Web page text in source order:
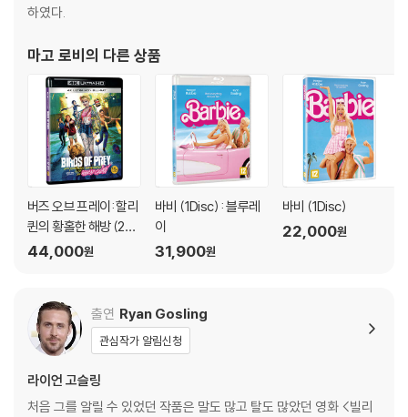
하였다.
마고 로비 의 다른 상품
버즈 오브 프레이: 할리
퀸의 황홀한 해방 (2Di
sc, 4K UHD + BD 일
44,000원
바비 (1Disc) : 블루레
이
31,900원
바비 (1Disc)
22,000원
출연 Ryan Gosling
관심작가 알림신청
라이언 고슬링
처음 그를 알릴 수 있었던 작품은 말도 많고 탈도 많았던 영화 <빌리